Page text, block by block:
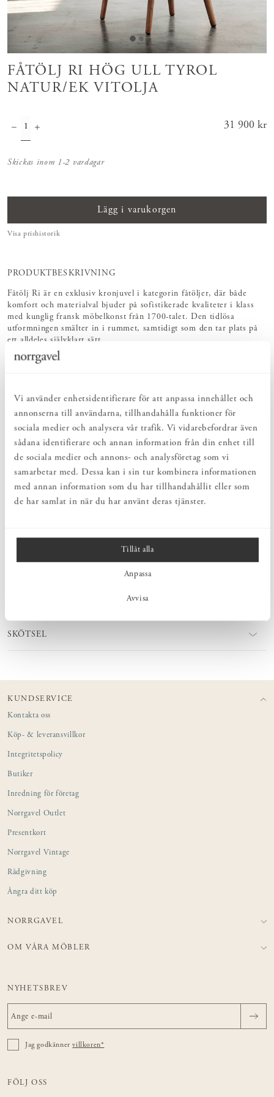
Vi använder enhetsidentifierare för att anpassa innehållet och
annonserna till användarna, tillhandahålla funktioner för
sociala medier och analysera vår trafik. Vi vidarebefordrar även
sådana identifierare och annan information från din enhet till
de sociala medier och annons- och analysföretag som vi
samarbetar med. Dessa kan i sin tur kombinera informationen
med annan information som du har tillhandahållit eller som
de har samlat in när du har använt deras tjänster.
Tillåt alla
Anpassa
Avvisa
FÅTÖLJ RI HÖG ULL TYROL
NATUR/EK VITOLJA
Pris:
31 900 kr
Skickas inom 1-2 vardagar
Lägg i varukorgen
Visa prishistorik
PRODUKTBESKRIVNING
Fåtölj Ri är en exklusiv kronjuvel i kategorin fåtöljer, där både
komfort och materialval bjuder på sofistikerade kvaliteter i klass
med kunglig fransk möbelkonst från 1700-talet. Den tidlösa
utformningen smälter in i rummet, samtidigt som den tar plats på
ett alldeles självklart sätt.
Ta en närmare titt på Fåtölj Ri, så ser du den obrutna, böljande
tillbaka ner till sitsens botten, efter att ha passerat nackkudden.
Det är just denna svallande, mjuka linje som har gett fåtöljen dess
namn. Ri är nämligen facktermen på ett fysiskt ritverktyg som
tidigare användes flitigt av arkitekter och skeppsbyggare för att rita
kurvor och krökta linjer. Prova att säga Fåtölj Ri högt – visst låter
det som “fåtöljeri”. Om det ordet hade funnits så skulle det
förmodligen betyda läran om fåtöljer, där Fåtölj Ri är självaste
PRODUKTINFORMATION
TANKEN BAKOM FÅTÖLJ RI
SKÖTSEL
KUNDSERVICE
Kontakta oss
Köp- & leveransvillkor
Integritetspolicy
Butiker
Inredning för företag
Norrgavel Outlet
Presentkort
Norrgavel Vintage
Rådgivning
Ångra ditt köp
NORRGAVEL
OM VÅRA MÖBLER
NYHETSBREV
Jag godkännervillkoren*
FÖLJ OSS